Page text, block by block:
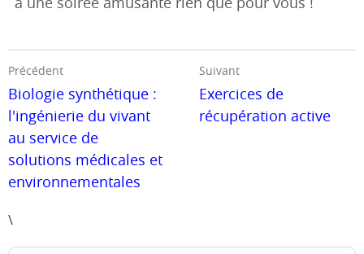
à une soirée amusante rien que pour vous !
Précédent
Biologie synthétique :
l'ingénierie du vivant
au service de
solutions médicales et
environnementales
Suivant
Exercices de
récupération active
\